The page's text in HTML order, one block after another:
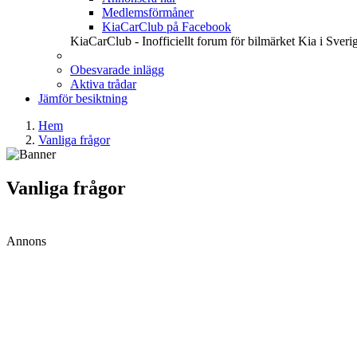
Medlemsförmåner
KiaCarClub på Facebook
KiaCarClub - Inofficiellt forum för bilmärket Kia i
Obesvarade inlägg
Aktiva trådar
Jämför besiktning
Hem
Vanliga frågor
Vanliga frågor
Annons